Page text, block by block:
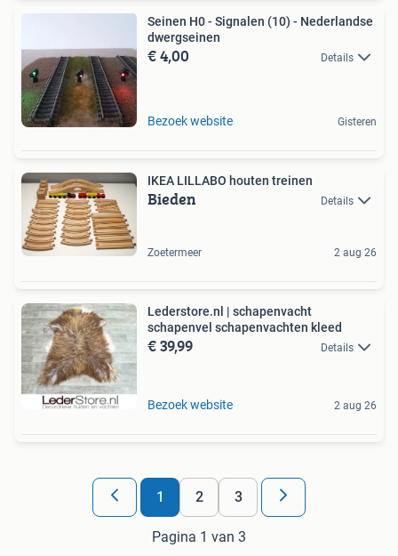
Seinen H0 - Signalen (10) - Nederlandse
dwergseinen
€ 4,00 Details
Bezoek website Gisteren
IKEA LILLABO houten treinen
Bieden Details
Zoetermeer 2 aug 26
Lederstore.nl | schapenvacht
schapenvel schapenvachten kleed
€ 39,99 Details
Bezoek website 2 aug 26
1 2 3
Pagina 1 van 3